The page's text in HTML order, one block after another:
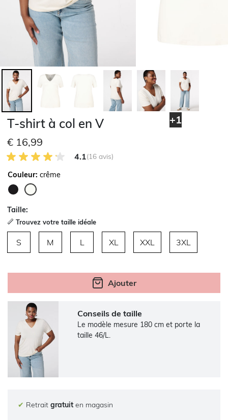
+1
T-shirt à col en V
€ 16,99
4.1 sur 5 avis des clients
4.1(16 avis)
Couleur: crême
Taille:
Trouvez votre taille idéale
S M L XL XXL 3XL
Ajouter
Conseils de taille
Le modèle mesure 180 cm et porte la
taille 46/L.
✔ Retrait gratuit en magasin